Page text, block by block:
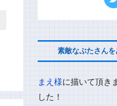
素敵なぶたさんを
まえ様に描いて頂き
した！